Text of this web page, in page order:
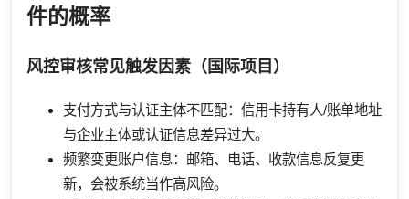
件的概率
风控审核常见触发因素（国际项目）
支付方式与认证主体不匹配：信用卡持有人/账单地址
与企业主体或认证信息差异过大。
频繁变更账户信息：邮箱、电话、收款信息反复更
新，会被系统当作高风险。